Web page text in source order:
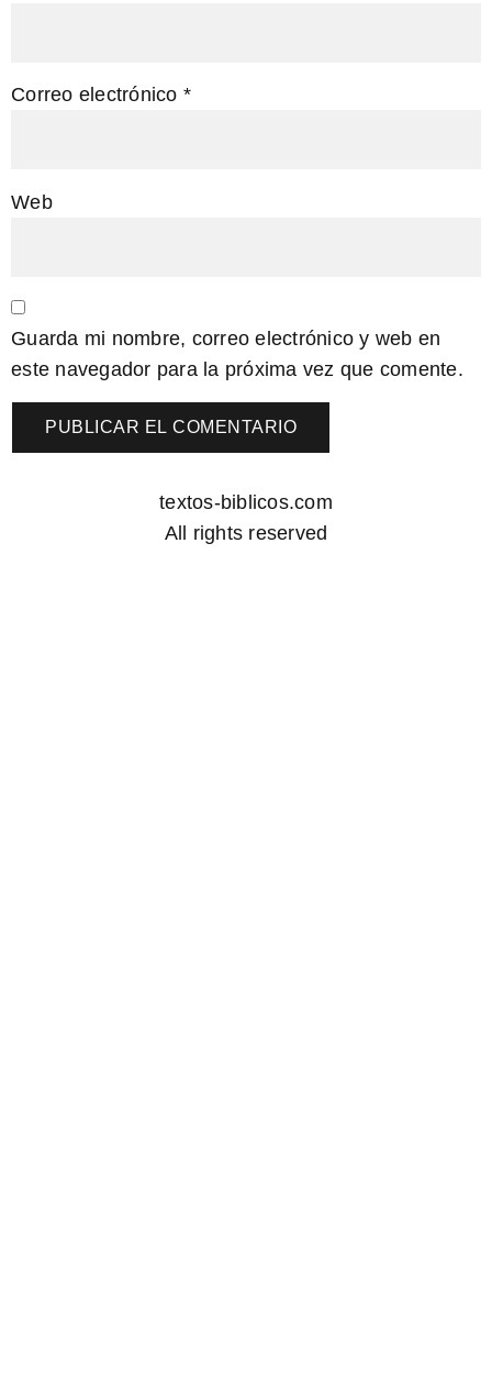
Correo electrónico *
Web
Guarda mi nombre, correo electrónico y web en
este navegador para la próxima vez que comente.
textos-biblicos.com
All rights reserved